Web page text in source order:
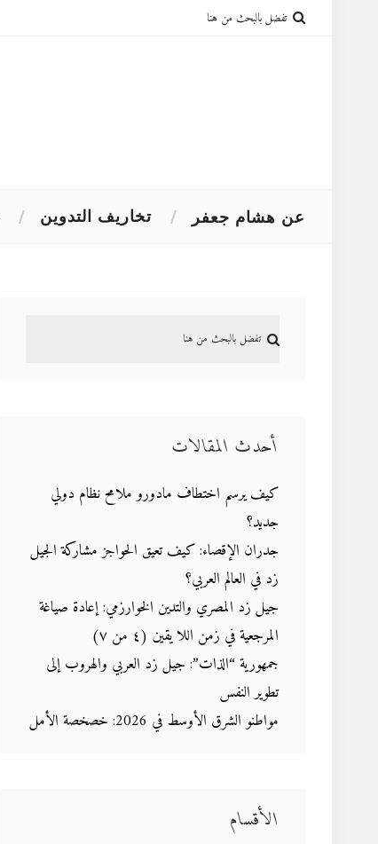
تخاريف التدوين عن هشام جعفر
أحدث المقالات
كيف يرسم اختطاف مادورو ملامح نظام دولي
جديد؟
جدران الإقصاء: كيف تعيق الحواجز مشاركة الجيل
زد في العالم العربي؟
جيل زد المصري والتدين الخوارزمي: إعادة صياغة
المرجعية في زمن اللا يقين (٤ من ٧)
جمهورية “الذات”: جيل زد العربي والهروب إلى
تطوير النفس
مواطنو الشرق الأوسط في 2026: خصخصة الأمل
الأقسام